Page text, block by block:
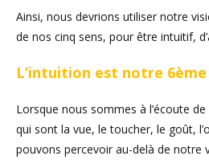
Ainsi, nous devrions utiliser notre
de nos cinq sens, pour être intuitif,
L’intuition est notre 6ème
Lorsque nous sommes à l’écoute
qui sont la vue, le toucher, le goût,
pouvons percevoir au-delà de notre